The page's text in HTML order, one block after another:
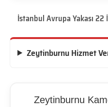
İstanbul Avrupa Yakası
Zeytinburnu Hizmet
Zeytinburnu